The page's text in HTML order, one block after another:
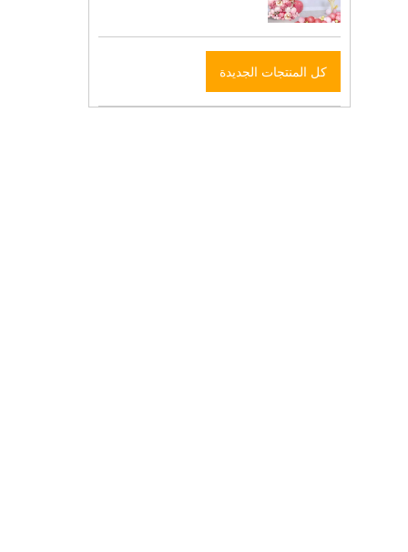
كل المنتجات الجديدة